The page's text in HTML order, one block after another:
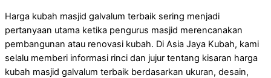
Harga kubah masjid galvalum terbaik sering menjadi
pertanyaan utama ketika pengurus masjid merencanakan
pembangunan atau renovasi kubah. Di Asia Jaya Kubah, kami
selalu memberi informasi rinci dan jujur tentang kisaran harga
kubah masjid galvalum terbaik berdasarkan ukuran, desain,